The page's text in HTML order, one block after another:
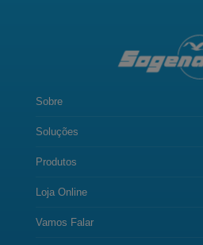
Sobre
Soluções
Produtos
Loja Online
Vamos Falar